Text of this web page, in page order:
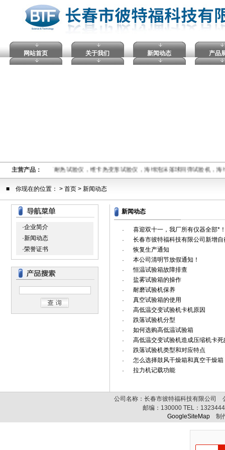
网站首页 关于我们 新闻动态 产品
主营产品：
压痕硬度计，马丁耐热试验仪，维卡热变形试验仪，海绵泡沫落球回弹试验机，
■ 你现在的位置： > 首页 > 新闻动态
·企业简介
·新闻动态
·荣誉证书
新闻动态
·
喜迎双十一，我厂所有仪器全部*
·
长春市彼特福科技有限公司新增
·
恢复生产通知
·
本公司清明节放假通知！
·
恒温试验箱故障排查
·
盐雾试验箱的操作
·
耐磨试验机保养
·
真空试验箱的使用
·
高低温交变试验机卡机原因
·
跌落试验机分型
·
如何选购高低温试验箱
·
高低温交变试验机造成压缩机卡死
·
跌落试验机类型和对应特点
·
怎么选择鼓风干燥箱和真空干燥箱
·
拉力机记载功能
公司名称：长春市彼特福科技有限公司
邮编： 130000TEL：
GoogleSiteMap 制